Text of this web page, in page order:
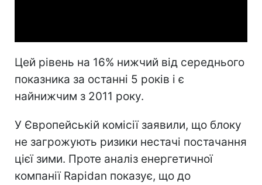
Цей рівень на 16% нижчий від середнього
показника за останні 5 років і є
найнижчим з 2011 року.
У Європейській комісії заявили, що блоку
не загрожують ризики нестачі постачання
цієї зими. Проте аналіз енергетичної
компанії Rapidan показує, що до